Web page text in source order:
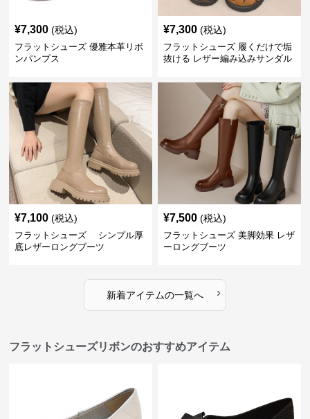
¥7,300 (税込)
フラットシューズ 優雅本革リボ
ンパンプス
¥7,300 (税込)
フラットシューズ 履くだけで垢
抜ける レザー編み込みサンダル
¥7,100 (税込)
フラットシューズ シンプル厚
底レザーロングブーツ
¥7,500 (税込)
フラットシューズ 美脚効果 レザ
ーロングブーツ
新着アイテムの一覧へ ›
フラットシューズリボンのおすすめアイテム